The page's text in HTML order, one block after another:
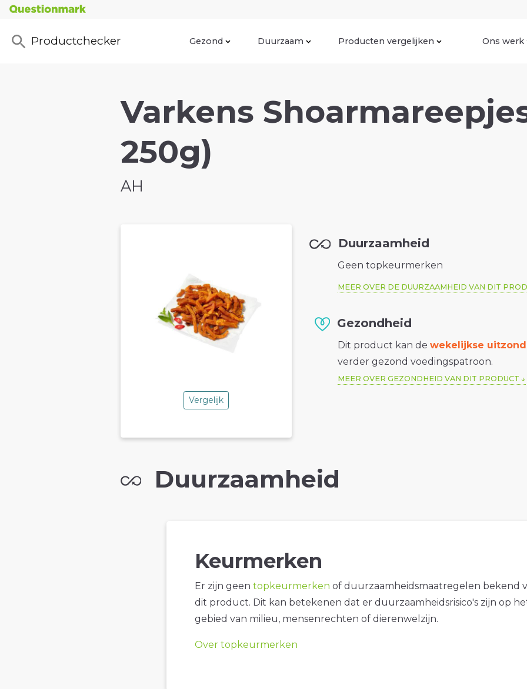
Productchecker Gezond Duurzaam Producten vergelijken Ons werk
Varkens
250g)
AH
Vergelijk
Duurzaamheid
Geen topkeurmerken
MEER OVER DE DUURZAAMHEID VAN DIT
Gezondheid
Dit product kan dewekelijkse
verder gezond voedingspatroon.
MEER OVER GEZONDHEID VAN DIT PRODUCT
Duurzaamheid
Keurmerken
Er zijn geen topkeurmerken of duurzaamheidsmaatregelen bekend
dit product. Dit kan betekenen dat er duurzaamheidsrisico's zijn op
gebied van milieu, mensenrechten of dierenwelzijn.
Over topkeurmerken